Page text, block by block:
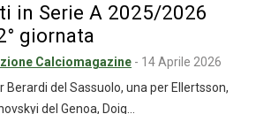
in Serie A 2025/2026
giornata
Calciomagazine - 14 Aprile 2026
Berardi del Sassuolo, una per Ellertsson,
del Genoa, Doig…